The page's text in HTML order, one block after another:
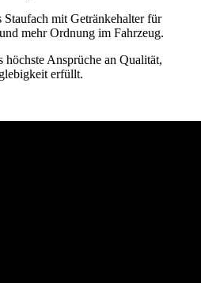
Staufach mit Getränkehalter für
mehr Ordnung im Fahrzeug.
höchste Ansprüche an Qualität,
erfüllt.